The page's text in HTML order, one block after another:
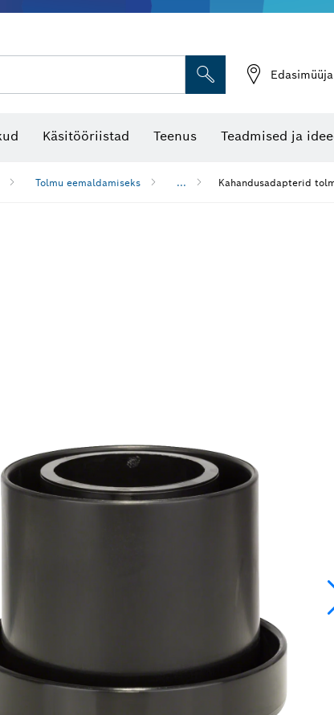
Käsitööriistad Teenus Teadmised ja
Tolmu eemaldamiseks ... Kahandusadapterid